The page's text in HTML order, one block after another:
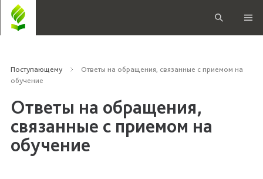
Поступающему
Ответы на обращения, связанные с приемом на
обучение
Ответы на обращения,
связанные с приемом на
обучение